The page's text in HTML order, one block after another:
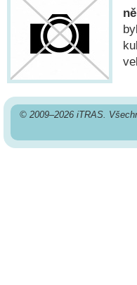
© 2009–2026 iTRAS.